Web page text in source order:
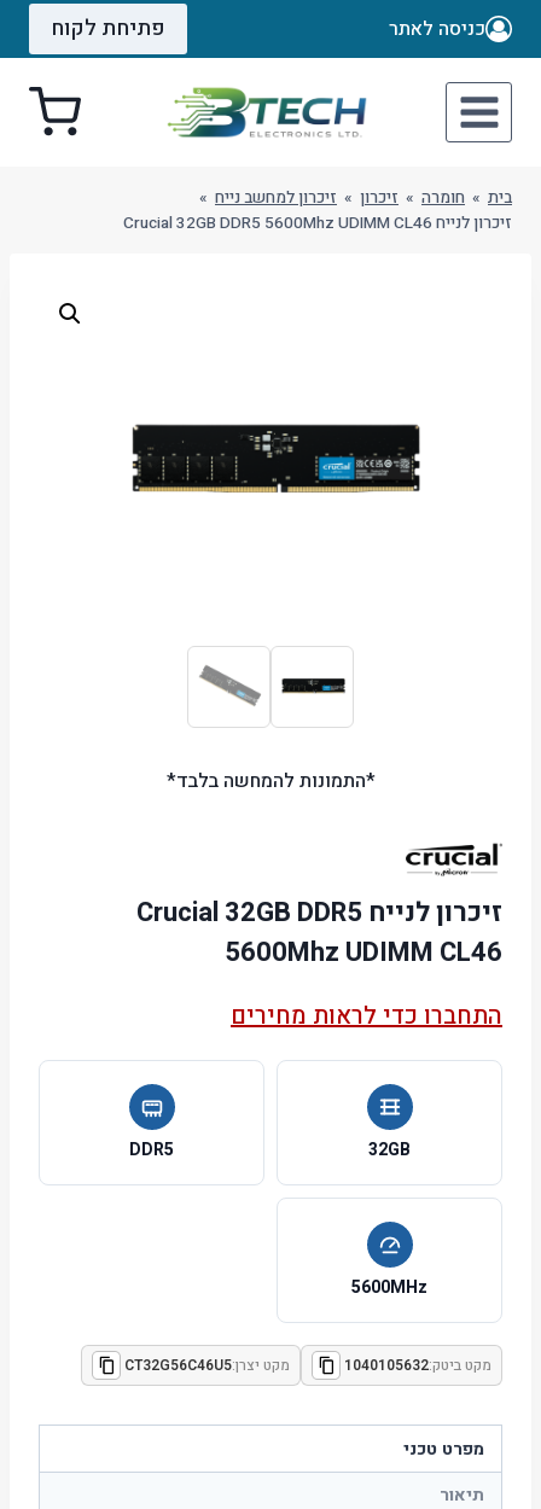
Skip
כניסה לאתר פתיחת לקוח
בית » חומרה » זיכרון » זיכרון למחשב נייח »
זיכרון לנייח Crucial 32GB DDR5 5600Mhz UDIMM CL46
*התמונות להמחשה בלבד*
זיכרון לנייח Crucial 32GB DDR5
5600Mhz UDIMM CL46
התחברו כדי לראות מחירים
32GB
DDR5
5600MHz
מקט ביטק:1040105632 מקט יצרן:CT32G56C46U5
מפרט טכני
תיאור